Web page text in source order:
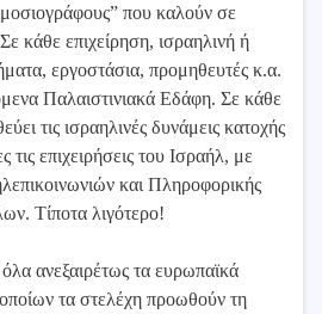
που καλούν σε
κάθε επιχείρηση, ισραηλινή ή
εργοστάσια, προμηθευτές κ.α.
Παλαιστινιακά Εδάφη. Σε κάθε
τις ισραηλινές δυνάμεις κατοχής
τις επιχειρήσεις του Ισραήλ, με
και Πληροφορικής
Τίποτα λιγότερο!
ανεξαιρέτως τα ευρωπαϊκά
τα στελέχη προωθούν τη